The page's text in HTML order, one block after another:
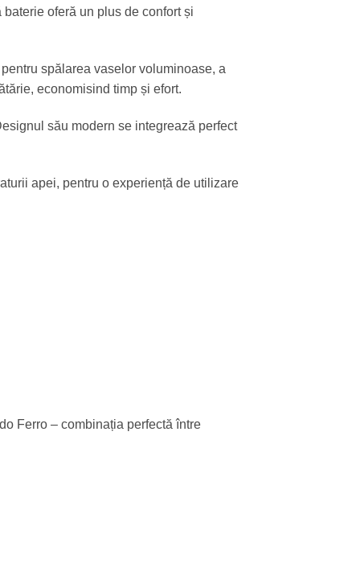
oferă un plus de confort și
spălarea vaselor voluminoase, a
economisind timp și efort.
său modern se integrează perfect
apei, pentru o experiență de utilizare
Ferro – combinația perfectă între